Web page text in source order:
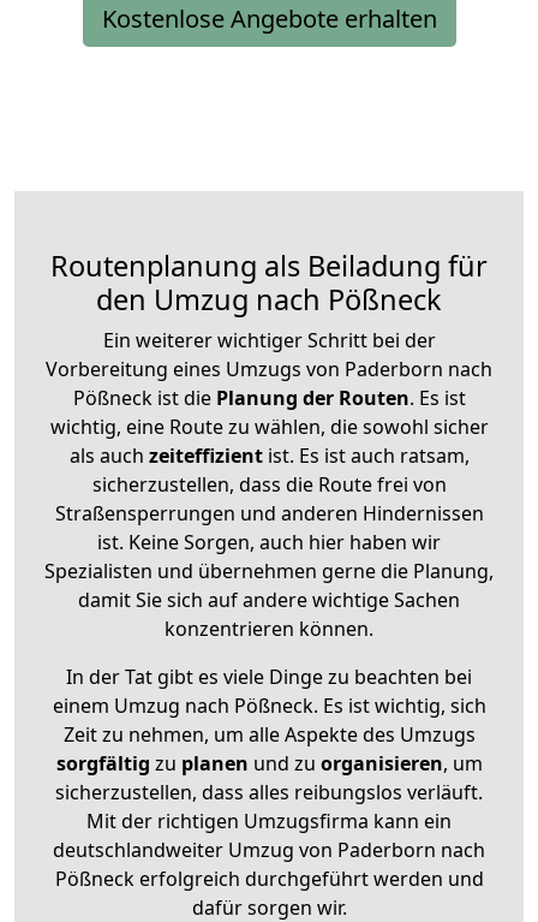
Kostenlose Angebote erhalten
Routenplanung als Beiladung für
den Umzug nach Pößneck
Ein weiterer wichtiger Schritt bei der
Vorbereitung eines Umzugs von Paderborn nach
Pößneck ist diePlanung der Routen. Es ist
wichtig, eine Route zu wählen, die sowohl sicher
als auch zeiteffizientist. Es ist auch ratsam,
sicherzustellen, dass die Route frei von
Straßensperrungen und anderen Hindernissen
ist. Keine Sorgen, auch hier haben wir
Spezialisten und übernehmen gerne die Planung,
damit Sie sich auf andere wichtige Sachen
konzentrieren können.
In der Tat gibt es viele Dinge zu beachten bei
einem Umzug nach Pößneck. Es ist wichtig, sich
Zeit zu nehmen, um alle Aspekte des Umzugs
sorgfältig zu planen und zu organisieren, um
sicherzustellen, dass alles reibungslos verläuft.
Mit der richtigen Umzugsfirma kann ein
deutschlandweiter Umzug von Paderborn nach
Pößneck erfolgreich durchgeführt werden und
dafür sorgen wir.